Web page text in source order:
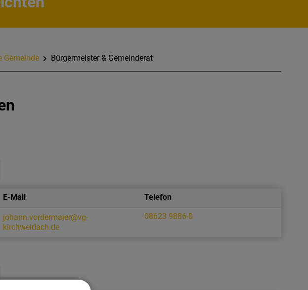
Gemeinde Bürgermeister & Gemeinderat
E-Mail Telefon
johann.vordermaier@vg-
kirchweidach.de
08623 9886-0